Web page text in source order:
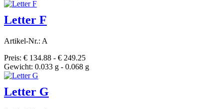
Letter F
Artikel-Nr.: A
Preis: € 134.88 - € 249.25
Gewicht: 0.033 g - 0.068 g
Letter G